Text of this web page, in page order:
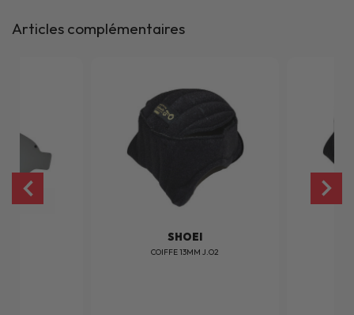
Articles complémentaires
SHOEI
COIFFE 13MM J.O2